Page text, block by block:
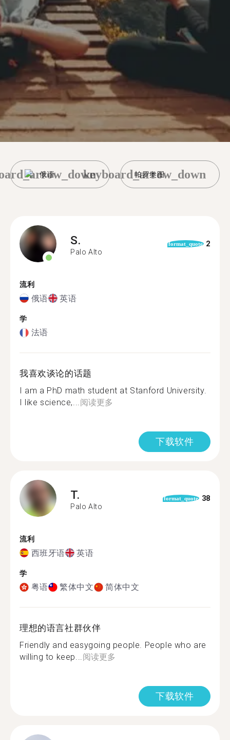
俄语 帕罗奥图
keyboard_arrow_down
S.
Palo Alto
format_quote 2
流利
俄语 英语
学
法语
我喜欢谈论的话题
I am a PhD math student at Stanford University.
I like science,...阅读更多
下载软件
T.
Palo Alto
format_quote 38
流利
西班牙语 英语
学
粤语 繁体中文 简体中文
理想的语言社群伙伴
Friendly and easygoing people. People who are
willing to keep...阅读更多
下载软件